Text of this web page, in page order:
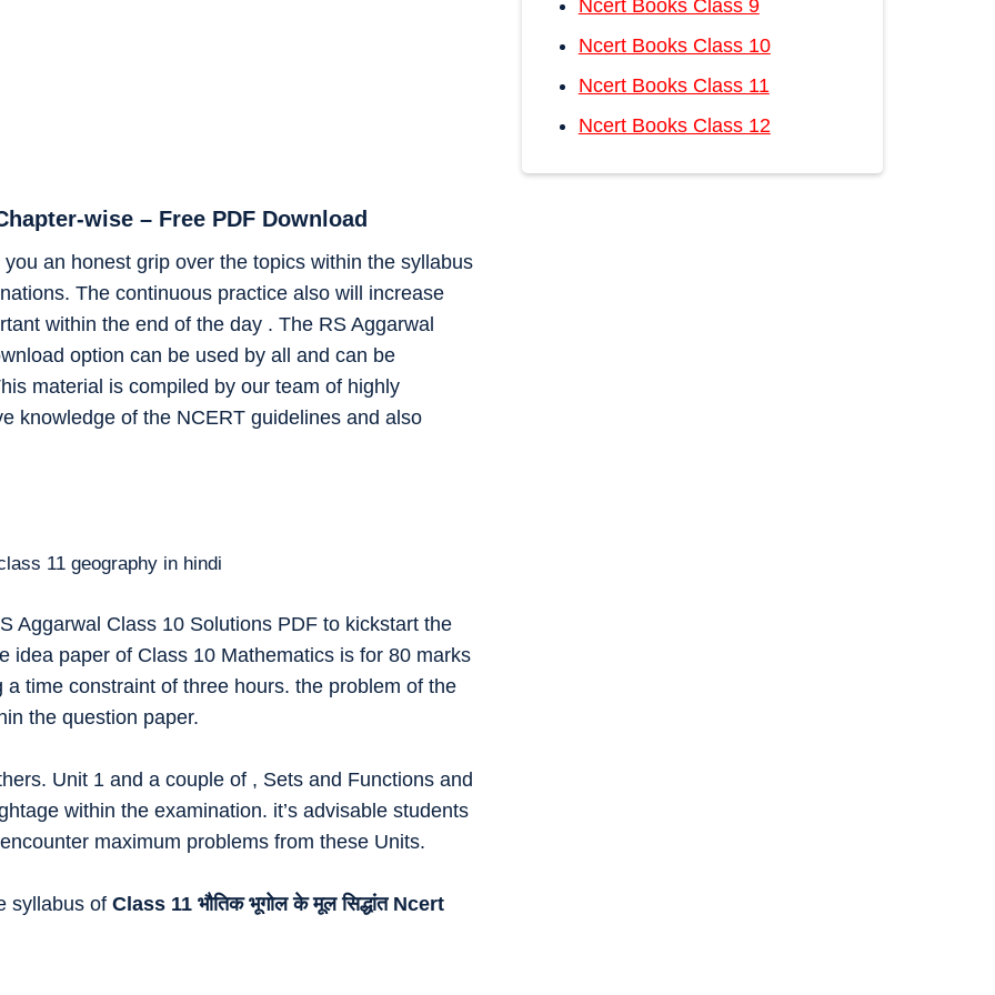
Ncert Books Class 9
Ncert Books Class 10
Ncert Books Class 11
Ncert Books Class 12
wise – Free PDF Download
an honest grip over the topics within the syllabus
The continuous practice also will increase
within the end of the day . The RS Aggarwal
option can be used by all and can be
material is compiled by our team of highly
knowledge of the NCERT guidelines and also
Aggarwal Class 10 Solutions PDF to kickstart the
idea paper of Class 10 Mathematics is for 80 marks
time constraint of three hours. the problem of the
the question paper.
Unit 1 and a couple of , Sets and Functions and
within the examination. it’s advisable students
maximum problems from these Units.
syllabus of Class 11 भौतिक भूगोल के मूल सिद्धांतNcert